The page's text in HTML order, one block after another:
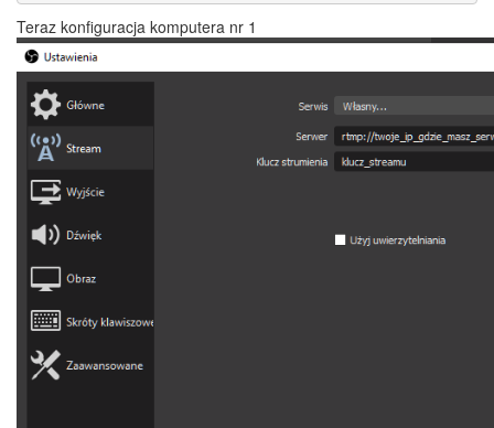
Teraz konfiguracja komputera nr 1